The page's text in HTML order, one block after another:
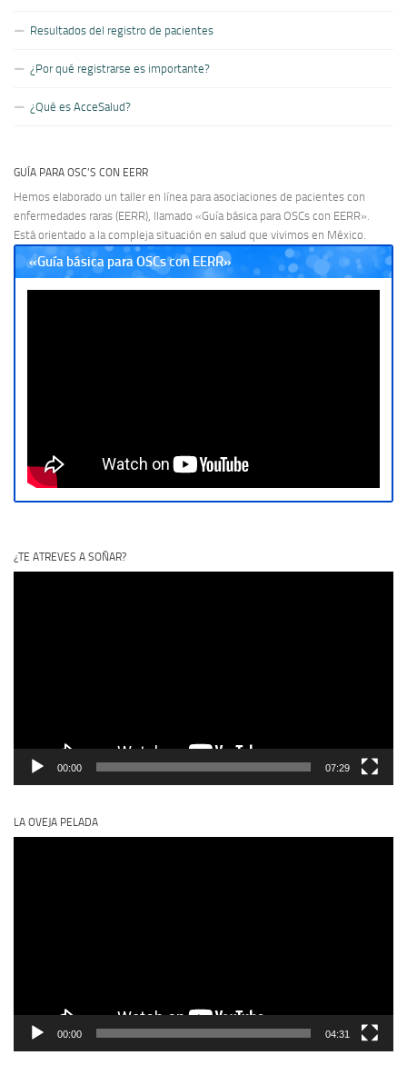
Resultados del registro de pacientes
¿Por qué registrarse es importante?
¿Qué es AcceSalud?
GUÍA PARA OSC’S CON EERR
Hemos elaborado un taller en línea para asociaciones de pacientes con
enfermedades raras (EERR), llamado «Guía básica para OSCs con EERR».
Está orientado a la compleja situación en salud que vivimos en México.
«Guía básica para OSCs con EERR»
¿TE ATREVES A SOÑAR?
00:00 07:29
LA OVEJA PELADA
00:00 04:31